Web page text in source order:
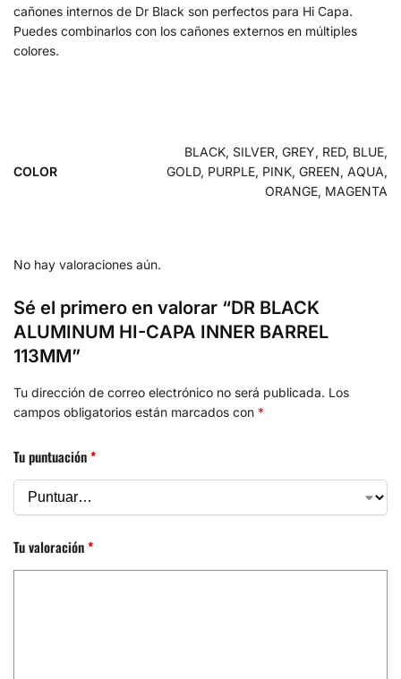
cañones internos de Dr Black son perfectos para Hi Capa.
Puedes combinarlos con los cañones externos en múltiples
colores.
COLOR
BLACK, SILVER, GREY, RED, BLUE,
GOLD, PURPLE, PINK, GREEN, AQUA,
ORANGE, MAGENTA
No hay valoraciones aún.
Sé el primero en valorar “DR BLACK
ALUMINUM HI-CAPA INNER BARREL
113MM”
Tu dirección de correo electrónico no será publicada. Los
campos obligatorios están marcados con *
Tu puntuación*
Tu valoración*